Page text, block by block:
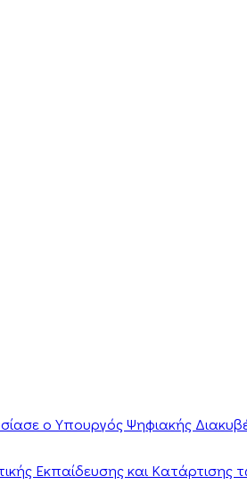
ο Υπουργός Ψηφιακής
Εκπαίδευσης και Κατάρτισης